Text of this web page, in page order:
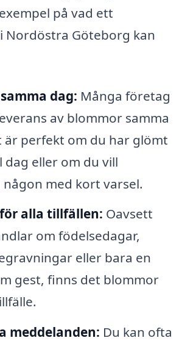
på vad ett
Nordöstra Göteborg kan
dag: Många företag
av blommor samma
är perfekt om du har glömt
dag eller om du vill
med kort varsel.
alla tillfällen: Oavsett
om födelsedagar,
eller bara en
gest, finns det blommor
meddelanden: Du kan ofta